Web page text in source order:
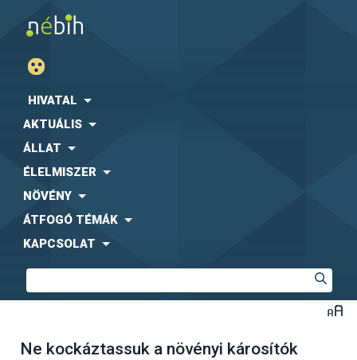
HIVATAL
AKTUÁLIS
ÁLLAT
ÉLELMISZER
NÖVÉNY
ÁTFOGÓ TÉMÁK
KAPCSOLAT
Ne kockáztassuk a növényi károsítók